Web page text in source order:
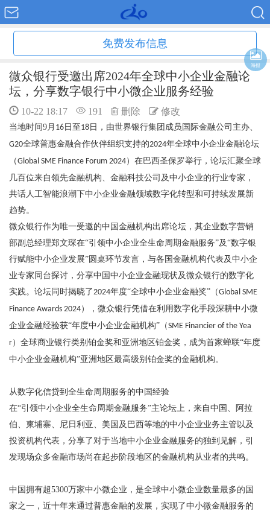
免费发布信息
微众银行受邀出席2024年全球中小企业金融论
坛，分享数字银行中小微企业服务经验
10-22 18:17 191 删除 修改
当地时间9月 16 日至 18 日，由世界银行集团成员国际金融公司主办、
G20全球普惠金融合作伙伴组织支持的2024年全球中小企业金融论坛
（Global SME Finance Forum 2024）在巴西圣保罗举行，论坛汇聚全球
几百位来自领先金融机构、金融科技公司及中小企业的行业专家，
共话人工智能浪潮下中小企业金融领域数字化转型和可持续发展新
趋势。
微众银行作为唯一受邀的中国金融机构出席论坛，其企业数字营销
部副总经理郑文琛在“引领中小企业全生命周期金融服务”及“数字银
行赋能中小企业发展”圆桌环节发言，与各国金融机构代表及中小企
业专家同台探讨，分享中国中小企业金融现状及微众银行的数字化
实践。论坛同时揭晓了2024年度“全球中小企业金融奖”（Global SME
Finance Awards 2024），微众银行凭借在利用数字化手段深耕中小微
企业金融经验获“年度中小企业金融机构”（SME Financier of the Yea
r）全球商业银行类别铂金奖和亚洲地区铂金奖，成为首家蝉联“年度
中小企业金融机构”亚洲地区最高级别铂金奖的金融机构。
从数字化信贷到全生命周期服务的中国经验
在“引领中小企业全生命周期金融服务”主论坛上，来自中国、阿拉
伯、柬埔寨、尼日利亚、美国及巴西等地的中小企业业务主管以及
投资机构代表，分享了对于当地中小企业金融服务的独到见解，引
发现场众多金融市场尚在起步阶段地区的金融机构从业者的共鸣。
中国拥有超5300万家中小微企业，是全球中小微企业数量最多的国
家之一，近十年来通过普惠金融的发展，实现了中小微金融服务的
海报